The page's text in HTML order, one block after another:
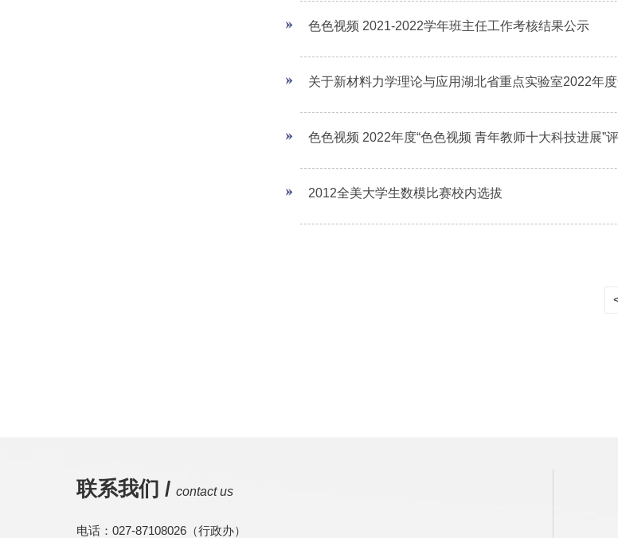
色色视频 2021-2022学年班主任工作考核结果公示
关于新材料力学理论与应用湖北省重点实验室2022年
色色视频 2022年度“色色视频 青年教师十大科技进展”
2012全美大学生数模比赛校内选拔
联系我们 /contact us
电话：027-87108026（行政办）